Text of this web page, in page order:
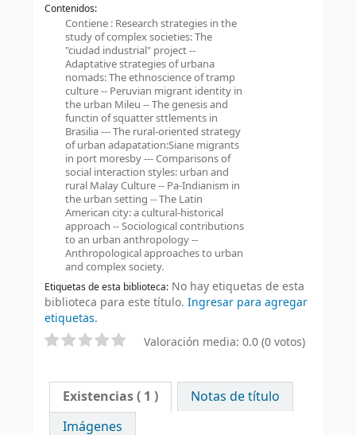
Contenidos:
Contiene : Research strategies in the
study of complex societies: The
"ciudad industrial" project --
Adaptative strategies of urbana
nomads: The ethnoscience of tramp
culture -- Peruvian migrant identity in
the urban Mileu -- The genesis and
functin of squatter sttlements in
Brasilia --- The rural-oriented strategy
of urban adapatation:Siane migrants
in port moresby --- Comparisons of
social interaction styles: urban and
rural Malay Culture -- Pa-Indianism in
the urban setting -- The Latin
American city: a cultural-historical
approach -- Sociological contributions
to an urban anthropology --
Anthropological approaches to urban
and complex society.
Etiquetas de esta biblioteca: No hay etiquetas de esta
biblioteca para este título. Ingresar para agregar
etiquetas.
Valoración media: 0.0 (0 votos)
Existencias( 1 )
Notas de título
Imágenes